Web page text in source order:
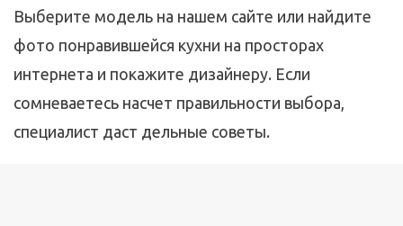
Выберите модель на нашем сайте или найдите
фото понравившейся кухни на просторах
интернета и покажите дизайнеру. Если
сомневаетесь насчет правильности выбора,
специалист даст дельные советы.